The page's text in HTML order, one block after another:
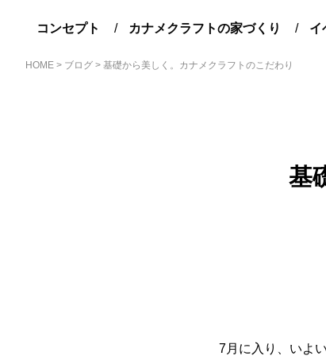
コンセプト カナメクラフトの家づくり イ
HOME > ブログ > 基礎から美しく。カナメクラフトのこだわり
基
7月に入り、いよ